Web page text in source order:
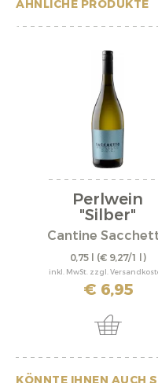
ÄHNLICHE PRODUKTE
Perlwein
"Silber"
0,75 l (€ 9,27/1 l)
inkl. MwSt. zzgl.
€ 6,95